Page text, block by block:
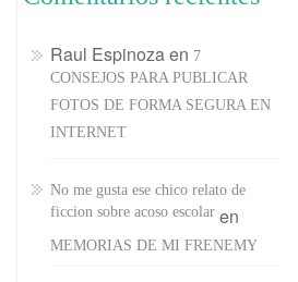
Raul Espinozaen 7
CONSEJOS PARA PUBLICAR
FOTOS DE FORMA SEGURA EN
INTERNET
No me gusta ese chico relato de
ficcion sobre acoso escolaren
MEMORIAS DE MI FRENEMY